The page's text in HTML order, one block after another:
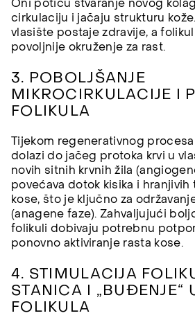
Oni potiču stvaranje novog
cirkulaciju i jačaju strukturu
vlasište postaje zdravije, a
povoljnije okruženje za rast.
3. POBOLJŠANJE
MIKROCIRKULACIJE I
FOLIKULA
Tijekom regenerativnog
dolazi do jačeg protoka krvi u
novih sitnih krvnih žila
povećava dotok kisika i hranjivih
kose, što je ključno za
(anagene faze). Zahvaljujući
folikuli dobivaju potrebnu
ponovno aktiviranje rasta kose.
4. STIMULACIJA
STANICA I „BUĐENJE“
FOLIKULA